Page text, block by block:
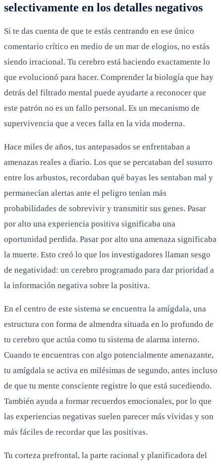
selectivamente en los detalles negativos
Si te das cuenta de que te estás centrando en ese único
comentario crítico en medio de un mar de elogios, no estás
siendo irracional. Tu cerebro está haciendo exactamente lo
que evolucionó para hacer. Comprender la biología que hay
detrás del filtrado mental puede ayudarte a reconocer que
este patrón no es un fallo personal. Es un mecanismo de
supervivencia que a veces falla en la vida moderna.
Hace miles de años, tus antepasados se enfrentaban a
amenazas reales a diario. Los que se percataban del susurro
entre los arbustos, recordaban qué bayas les sentaban mal y
permanecían alertas ante el peligro tenían más
probabilidades de sobrevivir y transmitir sus genes. Pasar
por alto una experiencia positiva significaba una
oportunidad perdida. Pasar por alto una amenaza significaba
la muerte. Esto creó lo que los investigadores llaman sesgo
de negatividad: un cerebro programado para dar prioridad a
la información negativa sobre la positiva.
En el centro de este sistema se encuentra la amígdala, una
estructura con forma de almendra situada en lo profundo de
tu cerebro que actúa como tu sistema de alarma interno.
Cuando te encuentras con algo potencialmente amenazante,
tu amígdala se activa en milésimas de segundo, antes incluso
de que tu mente consciente registre lo que está sucediendo.
También ayuda a formar recuerdos emocionales, por lo que
las experiencias negativas suelen parecer más vívidas y son
más fáciles de recordar que las positivas.
Tu corteza prefrontal, la parte racional y planificadora del